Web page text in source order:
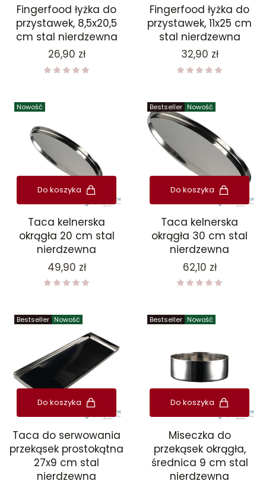
Fingerfood łyżka do
przystawek, 8,5x20,5
cm stal nierdzewna
Cena
26,90 zł
Fingerfood łyżka do
przystawek, 11x25 cm
stal nierdzewna
Cena
32,90 zł
Nowość
Do koszyka
Taca kelnerska
okrągła 20 cm stal
nierdzewna
Cena
49,90 zł
Bestseller Nowość
Do koszyka
Taca kelnerska
okrągła 30 cm stal
nierdzewna
Cena
62,10 zł
Bestseller Nowość
Do koszyka
Taca do serwowania
przekąsek prostokątna
27x9 cm stal
nierdzewna
Bestseller Nowość
Do koszyka
Miseczka do
przekąsek okrągła,
średnica 9 cm stal
nierdzewna